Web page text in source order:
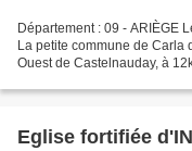
Département : 09 - ARIÈGE
La petite commune de Carla
Ouest de Castelnauday, à
Eglise fortifiée